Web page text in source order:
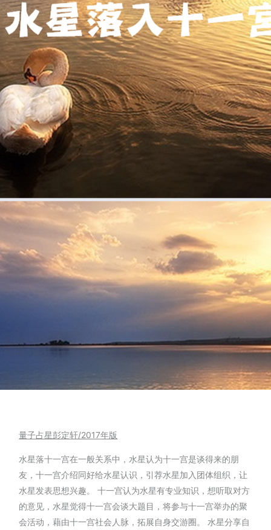
量子占星彭定轩/2017年版
水星落十一宫在一般关系中，水星认为十一宫是谈得来的朋
友，十一宫介绍同好给水星认识，引荐水星加入团体组织，让
水星发表思想兴趣。 十一宫认为水星有专业知识，想听取对方
的意见，水星觉得十一宫会谈大题目，将参与十一宫举办的聚
会活动，藉由十一宫社会人脉，拓展自身交游圈。 水星分享自